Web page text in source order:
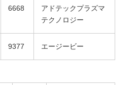
6668
アドテックプラズマ
テクノロジー
9377 エージービー